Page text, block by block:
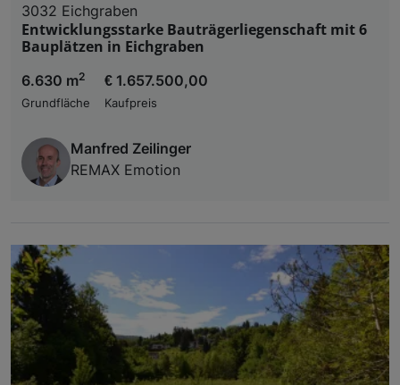
3032 Eichgraben
Entwicklungsstarke Bauträgerliegenschaft mit 6
Bauplätzen in Eichgraben
6.630 m2
Grundfläche
€ 1.657.500,00
Kaufpreis
Manfred Zeilinger
REMAX Emotion